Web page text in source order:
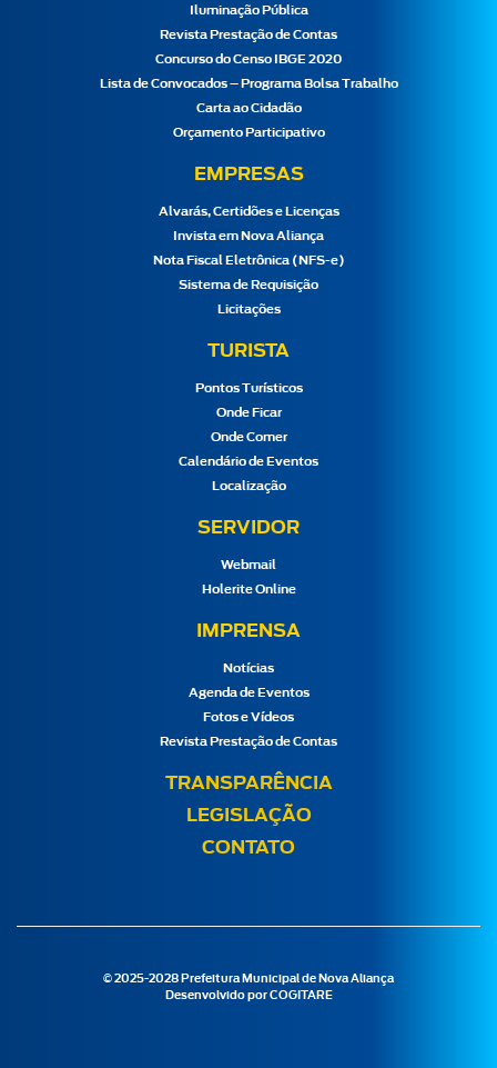
Iluminação Pública
Revista Prestação de Contas
Concurso do Censo IBGE 2020
Lista de Convocados – Programa Bolsa Trabalho
Carta ao Cidadão
Orçamento Participativo
EMPRESAS
Alvarás, Certidões e Licenças
Invista em Nova Aliança
Nota Fiscal Eletrônica (NFS-e)
Sistema de Requisição
Licitações
TURISTA
Pontos Turísticos
Onde Ficar
Onde Comer
Calendário de Eventos
Localização
SERVIDOR
Webmail
Holerite Online
IMPRENSA
Notícias
Agenda de Eventos
Fotos e Vídeos
Revista Prestação de Contas
TRANSPARÊNCIA
LEGISLAÇÃO
CONTATO
© 2025-2028 Prefeitura Municipal de Nova Aliança
Desenvolvido por COGITARE